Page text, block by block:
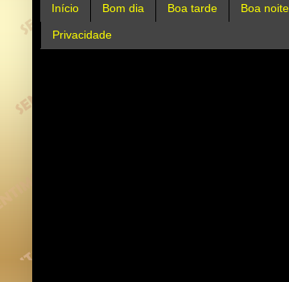
Início Bom dia Boa tarde Boa noite
Privacidade